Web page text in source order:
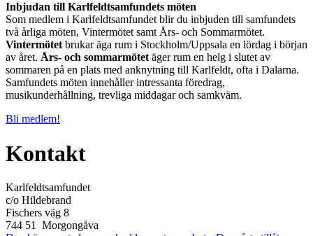
Inbjudan till Karlfeldtsamfundets möten
Som medlem i Karlfeldtsamfundet blir du inbjuden till samfundets
två årliga möten, Vintermötet samt Års- och Sommarmötet.
Vintermötetbrukar äga rum i Stockholm/Uppsala en lördag i början
av året. Års- och sommarmötetäger rum en helg i slutet av
sommaren på en plats med anknytning till Karlfeldt, ofta i Dalarna.
Samfundets möten innehåller intressanta föredrag,
musikunderhållning, trevliga middagar och samkväm.
Bli medlem!
Kontakt
Karlfeldtsamfundet
c/o Hildebrand
Fischers väg 8
744 51 Morgongåva